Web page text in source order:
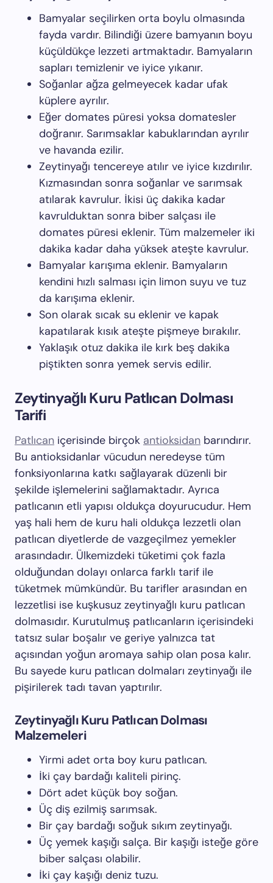
Bamyalar seçilirken orta boylu olmasında
fayda vardır. Bilindiği üzere bamyanın boyu
küçüldükçe lezzeti artmaktadır. Bamyaların
sapları temizlenir ve iyice yıkanır.
Soğanlar ağza gelmeyecek kadar ufak
küplere ayrılır.
Eğer domates püresi yoksa domatesler
doğranır. Sarımsaklar kabuklarından ayrılır
ve havanda ezilir.
Zeytinyağı tencereye atılır ve iyice kızdırılır.
Kızmasından sonra soğanlar ve sarımsak
atılarak kavrulur. İkisi üç dakika kadar
kavrulduktan sonra biber salçası ile
domates püresi eklenir. Tüm malzemeler iki
dakika kadar daha yüksek ateşte kavrulur.
Bamyalar karışıma eklenir. Bamyaların
kendini hızlı salması için limon suyu ve tuz
da karışıma eklenir.
Son olarak sıcak su eklenir ve kapak
kapatılarak kısık ateşte pişmeye bırakılır.
Yaklaşık otuz dakika ile kırk beş dakika
piştikten sonra yemek servis edilir.
Zeytinyağlı Kuru Patlıcan Dolması
Tarifi
Patlıcan içerisinde birçok antioksidan barındırır.
Bu antioksidanlar vücudun neredeyse tüm
fonksiyonlarına katkı sağlayarak düzenli bir
şekilde işlemelerini sağlamaktadır. Ayrıca
patlıcanın etli yapısı oldukça doyurucudur. Hem
yaş hali hem de kuru hali oldukça lezzetli olan
patlıcan diyetlerde de vazgeçilmez yemekler
arasındadır. Ülkemizdeki tüketimi çok fazla
olduğundan dolayı onlarca farklı tarif ile
tüketmek mümkündür. Bu tarifler arasından en
lezzetlisi ise kuşkusuz zeytinyağlı kuru patlıcan
dolmasıdır. Kurutulmuş patlıcanların içerisindeki
tatsız sular boşalır ve geriye yalnızca tat
açısından yoğun aromaya sahip olan posa kalır.
Bu sayede kuru patlıcan dolmaları zeytinyağı ile
pişirilerek tadı tavan yaptırılır.
Zeytinyağlı Kuru Patlıcan Dolması
Malzemeleri
Yirmi adet orta boy kuru patlıcan.
İki çay bardağı kaliteli pirinç.
Dört adet küçük boy soğan.
Üç diş ezilmiş sarımsak.
Bir çay bardağı soğuk sıkım zeytinyağı.
Üç yemek kaşığı salça. Bir kaşığı isteğe göre
biber salçası olabilir.
İki çay kaşığı deniz tuzu.